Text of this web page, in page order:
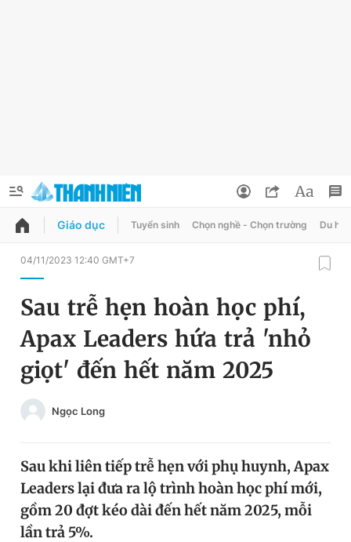
QUẢNG CÁO ĐẶT BÁO
Chuyên mục
Chuyên mục khác
Chào ngày mới
Video Magazine
Đổi mật khẩu
Tin đã lưu
Tin đã xem
Giáo dục Tuyển sinh Chọn nghề - Chọn trường Du học
04/11/2023 12:40 GMT+7
Sau trễ hẹn hoàn học phí,
Apax Leaders hứa trả 'nhỏ
giọt' đến hết năm 2025
Ngọc Long
Sau khi liên tiếp trễ hẹn với phụ huynh, Apax
Leaders lại đưa ra lộ trình hoàn học phí mới,
gồm 20 đợt kéo dài đến hết năm 2025, mỗi
lần trả 5%.